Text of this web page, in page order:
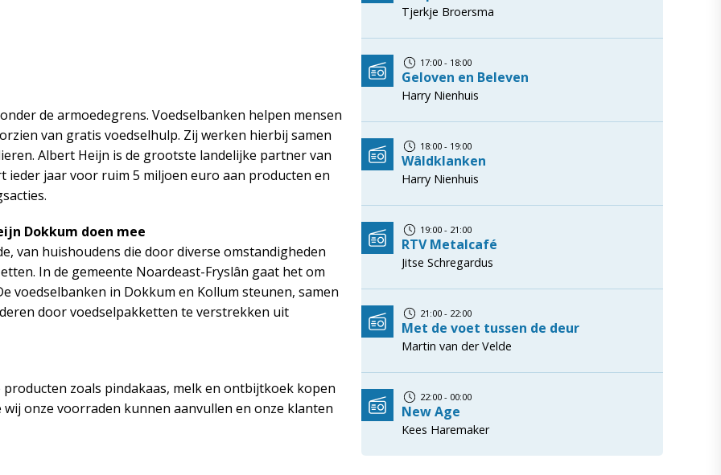
de armoedegrens. Voedselbanken helpen mensen
van gratis voedselhulp. Zij werken hierbij samen
Albert Heijn is de grootste landelijke partner van
ieder jaar voor ruim 5 miljoen euro aan producten en
Dokkum doen mee
van huishoudens die door diverse omstandigheden
In de gemeente Noardeast-Fryslân gaat het om
voedselbanken in Dokkum en Kollum steunen, samen
door voedselpakketten te verstrekken uit
zoals pindakaas, melk en ontbijtkoek kopen
onze voorraden kunnen aanvullen en onze klanten
Tjerkje Broersma
17:00 - 18:00
Geloven en Beleven
Harry Nienhuis
18:00 - 19:00
Wâldklanken
Harry Nienhuis
19:00 - 21:00
RTV Metalcafé
Jitse Schregardus
21:00 - 22:00
Met de voet tussen de deur
Martin van der Velde
22:00 - 00:00
New Age
Kees Haremaker